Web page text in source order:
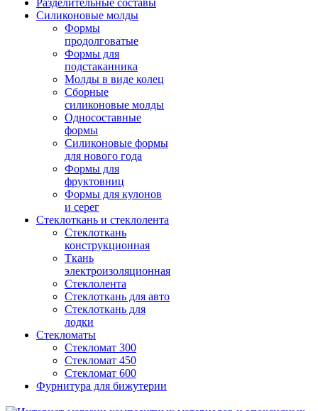
Разделительные составы
Силиконовые молды
Формы
продолговатые
Формы для
подстаканника
Молды в виде колец
Сборные
силиконовые молды
Односоставные
формы
Силиконовые формы
для нового года
Формы для
фруктовниц
Формы для кулонов
и серег
Стеклоткань и стеклолента
Стеклоткань
конструкционная
Ткань
электроизоляционная
Стеклолента
Стеклоткань для авто
Стеклоткань для
лодки
Стекломаты
Стекломат 300
Стекломат 450
Стекломат 600
Фурнитура для бижутерии